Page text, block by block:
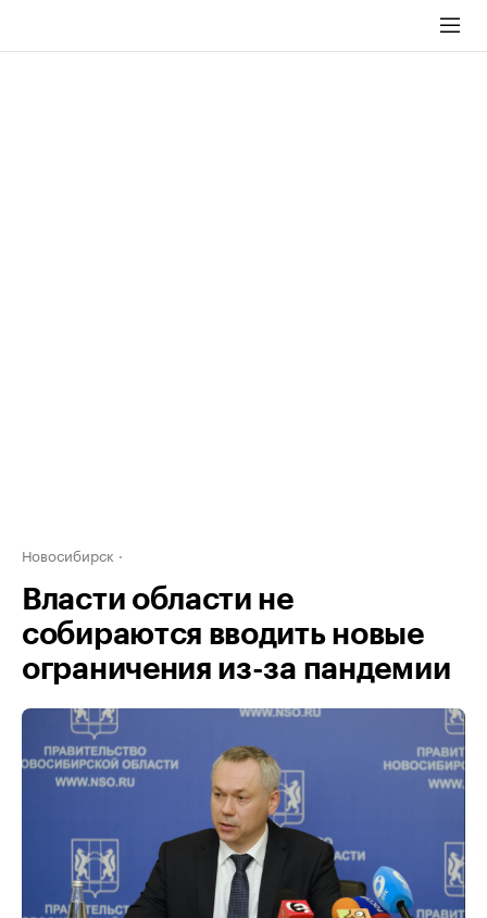
Новосибирск
Власти области не
собираются вводить новые
ограничения из-за пандемии